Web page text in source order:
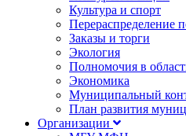
Культура и спорт
Перераспределение
Заказы и торги
Экология
Полномочия в
Экономика
Муниципальный
План развития
Организации